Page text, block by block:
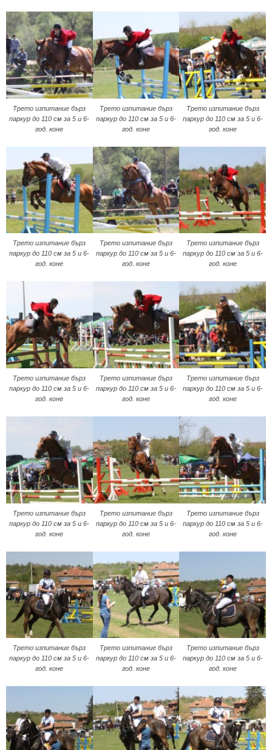
Трето изпитание бърз
паркур до 110 см за 5 и 6-
год. коне
Трето изпитание бърз
паркур до 110 см за 5 и 6-
год. коне
Трето изпитание бърз
паркур до 110 см за 5 и 6-
год. коне
Трето изпитание бърз
паркур до 110 см за 5 и 6-
год. коне
Трето изпитание бърз
паркур до 110 см за 5 и 6-
год. коне
Трето изпитание бърз
паркур до 110 см за 5 и 6-
год. коне
Трето изпитание бърз
паркур до 110 см за 5 и 6-
год. коне
Трето изпитание бърз
паркур до 110 см за 5 и 6-
год. коне
Трето изпитание бърз
паркур до 110 см за 5 и 6-
год. коне
Трето изпитание бърз
паркур до 110 см за 5 и 6-
год. коне
Трето изпитание бърз
паркур до 110 см за 5 и 6-
год. коне
Трето изпитание бърз
паркур до 110 см за 5 и 6-
год. коне
Трето изпитание бърз
паркур до 110 см за 5 и 6-
год. коне
Трето изпитание бърз
паркур до 110 см за 5 и 6-
год. коне
Трето изпитание бърз
паркур до 110 см за 5 и 6-
год. коне